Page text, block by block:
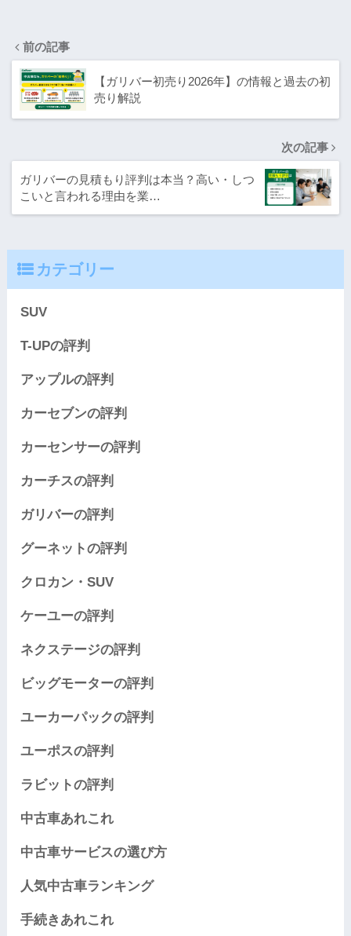
前の記事
【ガリバー初売り2026年】の情報と過去の初
売り解説
次の記事
ガリバーの見積もり評判は本当？高い・しつ
こいと言われる理由を業…
カテゴリー
SUV
T-UPの評判
アップルの評判
カーセブンの評判
カーセンサーの評判
カーチスの評判
ガリバーの評判
グーネットの評判
クロカン・SUV
ケーユーの評判
ネクステージの評判
ビッグモーターの評判
ユーカーパックの評判
ユーポスの評判
ラビットの評判
中古車あれこれ
中古車サービスの選び方
人気中古車ランキング
手続きあれこれ